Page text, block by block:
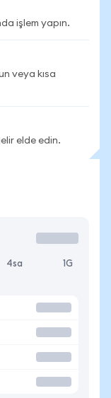
işlem yapın.
veya kısa
elde edin.
4sa 1G